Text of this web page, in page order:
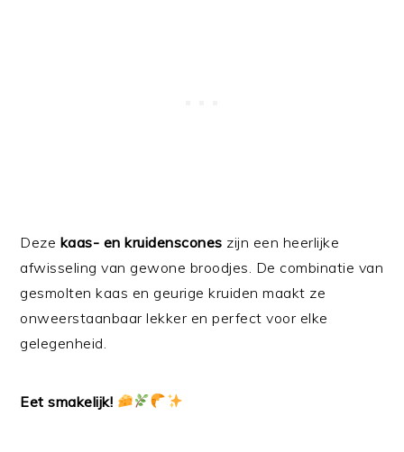
Deze kaas- en kruidenscones zijn een heerlijke
afwisseling van gewone broodjes. De combinatie van
gesmolten kaas en geurige kruiden maakt ze
onweerstaanbaar lekker en perfect voor elke
gelegenheid.
Eet smakelijk!